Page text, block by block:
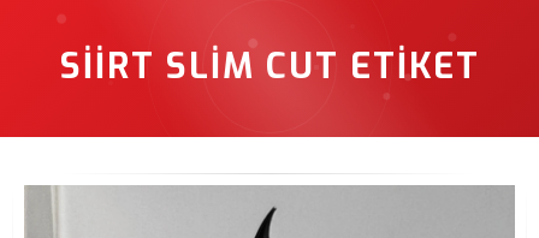
SIIRT SLIM CUT ETIKET